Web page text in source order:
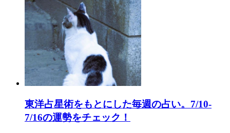
東洋占星術をもとにした毎週の占い。7/10-
7/16の運勢をチェック！